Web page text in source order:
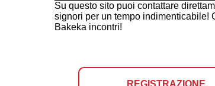
Su questo sito puoi contattare
signori per un tempo indimenticabile!
Bakeka incontri!